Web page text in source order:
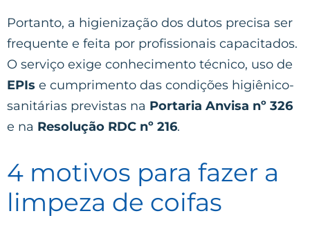
Portanto, a higienização dos dutos precisa ser
frequente e feita por profissionais capacitados.
O serviço exige conhecimento técnico, uso de
EPIs e cumprimento das condições higiênico-
sanitárias previstas na Portaria Anvisa nº 326
e na Resolução RDC nº 216.
4 motivos para fazer a
limpeza de coifas